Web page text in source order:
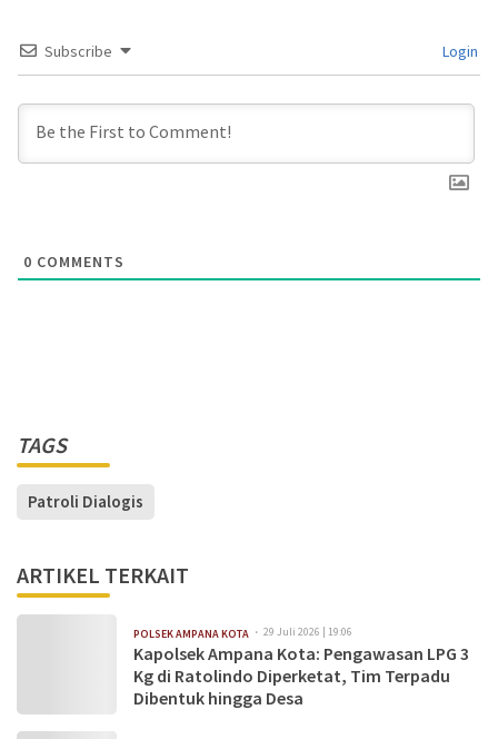
Subscribe Login
0 COMMENTS
TAGS
Patroli Dialogis
ARTIKEL TERKAIT
POLSEK AMPANA KOTA 29 Juli 2026 | 19:06
Kapolsek Ampana Kota: Pengawasan LPG 3
Kg di Ratolindo Diperketat, Tim Terpadu
Dibentuk hingga Desa